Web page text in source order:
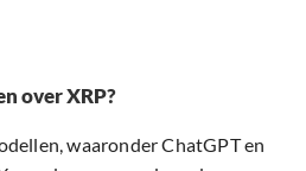
over XRP?
waaronder ChatGPT en